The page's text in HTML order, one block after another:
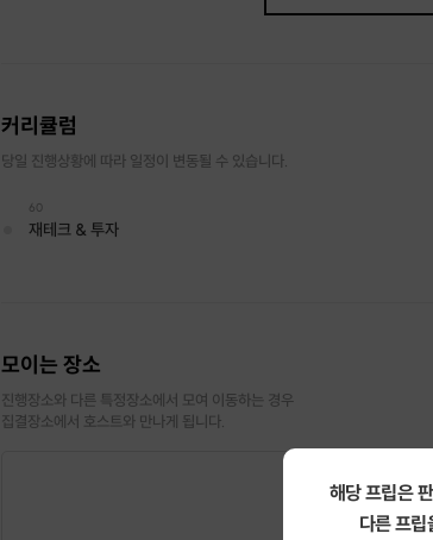
✔ 이제 막 저축/투자를 하고 싶은 사회초년 여성분들
✔ 재무포트폴리오받고 싶으신 여성분들
✔ 현 경제 시황과 투자 트렌드에 대해 자세히 알려드립니다!
✔ 유망한 투자 분야에 대해 설명 드립니다!
커리큘럼
당일 진행상황에 따라 일정이 변동될 수 있습니다.
60
재테크 & 투자
모이는 장소
진행장소와 다른 특정장소에서 모여 이동하는 경우
집결장소에서 호스트와 만나게 됩니다.
해당 프립은
다른 프